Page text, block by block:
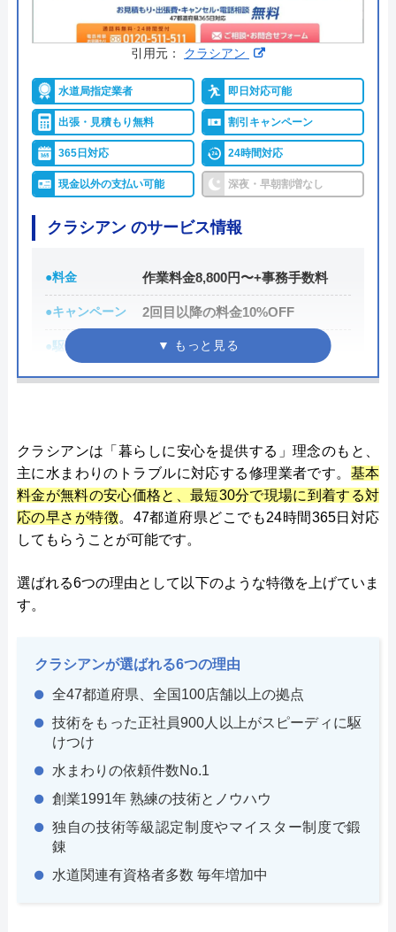
引用元： クラシアン
水道局指定業者 即日対応可能
出張・見積もり無料 割引キャンペーン
365日対応 24時間対応
現金以外の支払い可能 深夜・早朝割増なし
クラシアン のサービス情報
●料金 作業料金8,800円〜+事務手数料
●キャンペーン 2回目以降の料金10%OFF
●駆けつけ時間 最短30分
●受付時間 24時間
●出張見積もり
お見積り・出張費無料※ご成約に
至らない場合は出張費がかかる事
がございます
●支払い方法
現金、クレジットカード、コンビ
ニ決済、QRコード決済、ショッピ
済、銀行決済
詳細は公式HPでご確認ください
クラシアン の基本情報
運営会社 株式会社クラシアン
代表者
創業 1991年6月21日創業
クラシアンは「暮らしに安心を提供する」理念のもと、
主に水まわりのトラブルに対応する修理業者です。 基本
料金が無料の安心価格と、最短30分で現場に到着する対
応の早さが特徴。47都道府県どこでも24時間365日対応
してもらうことが可能です。
選ばれる6つの理由として以下のような特徴を上げていま
す。
クラシアンが選ばれる6つの理由
全47都道府県、全国100店舗以上の拠点
技術をもった正社員900人以上がスピーディに駆
けつけ
水まわりの依頼件数No.1
創業1991年 熟練の技術とノウハウ
独自の技術等級認定制度やマイスター制度で鍛
錬
水道関連有資格者多数 毎年増加中